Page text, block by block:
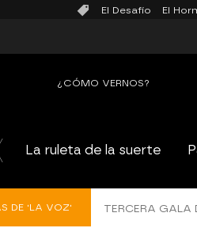
El Desafío El
¿CÓMO VERNOS?
La ruleta de la suerte
DE 'LA VOZ' TERCERA GALA